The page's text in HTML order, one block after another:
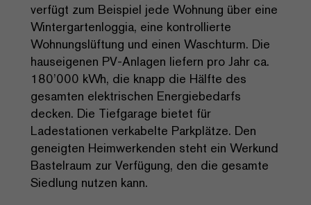
verfügt zum Beispiel jede Wohnung über eine
Wintergartenloggia, eine kontrollierte
Wohnungslüftung und einen Waschturm. Die
hauseigenen PV-Anlagen liefern pro Jahr ca.
180’000 kWh, die knapp die Hälfte des
gesamten elektrischen Energiebedarfs
decken. Die Tiefgarage bietet für
Ladestationen verkabelte Parkplätze. Den
geneigten Heimwerkenden steht ein Werkund
Bastelraum zur Verfügung, den die gesamte
Siedlung nutzen kann.